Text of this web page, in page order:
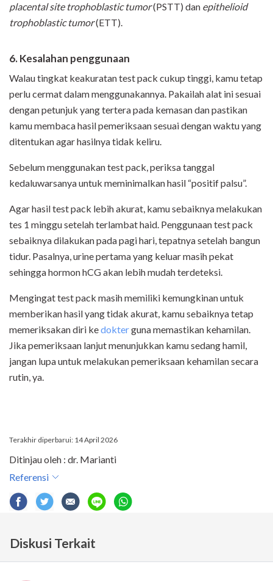
placental site trophoblastic tumor(PSTT) dan epithelioid
trophoblastic tumor(ETT).
6. Kesalahan penggunaan
Walau tingkat keakuratan test pack cukup tinggi, kamu tetap
perlu cermat dalam menggunakannya. Pakailah alat ini sesuai
dengan petunjuk yang tertera pada kemasan dan pastikan
kamu membaca hasil pemeriksaan sesuai dengan waktu yang
ditentukan agar hasilnya tidak keliru.
Sebelum menggunakan test pack, periksa tanggal
kedaluwarsanya untuk meminimalkan hasil “positif palsu”.
Agar hasil test pack lebih akurat, kamu sebaiknya melakukan
tes 1 minggu setelah terlambat haid. Penggunaan test pack
sebaiknya dilakukan pada pagi hari, tepatnya setelah bangun
tidur. Pasalnya, urine pertama yang keluar masih pekat
sehingga hormon hCG akan lebih mudah terdeteksi.
Mengingat test pack masih memiliki kemungkinan untuk
memberikan hasil yang tidak akurat, kamu sebaiknya tetap
memeriksakan diri kedokterguna memastikan kehamilan.
Jika pemeriksaan lanjut menunjukkan kamu sedang hamil,
jangan lupa untuk melakukan pemeriksaan kehamilan secara
rutin, ya.
Terakhir diperbarui: 14 April 2026